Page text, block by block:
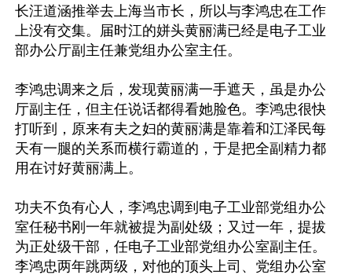
长汪道涵推举去上海当市长，所以与李鸿忠在工作
上没有交集。届时江的姘头黄丽满已经是电子工业
部办公厅副主任兼党组办公室主任。
李鸿忠调来之后，发现黄丽满一手遮天，虽是办公
厅副主任，但主任说话都得看她脸色。李鸿忠很快
打听到，原来有夫之妇的黄丽满是靠着和江泽民每
天有一腿的关系而横行霸道的，于是把全副精力都
用在讨好黄丽满上。
功夫不负有心人，李鸿忠调到电子工业部党组办公
室任秘书刚一年就被提为副处级；又过一年，提拔
为正处级干部，任电子工业部党组办公室副主任。
李鸿忠两年跳两级，对他的顶头上司、党组办公室